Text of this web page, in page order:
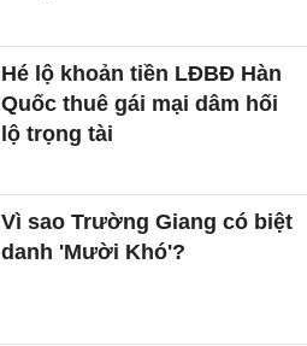
Hé lộ khoản tiền LĐBĐ Hàn
Quốc thuê gái mại dâm hối
lộ trọng tài
Vì sao Trường Giang có biệt
danh 'Mười Khó'?